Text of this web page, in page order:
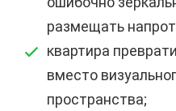
размещать
квартира
вместо
пространства;